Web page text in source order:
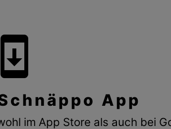
system_update
App
im App Store als auch bei